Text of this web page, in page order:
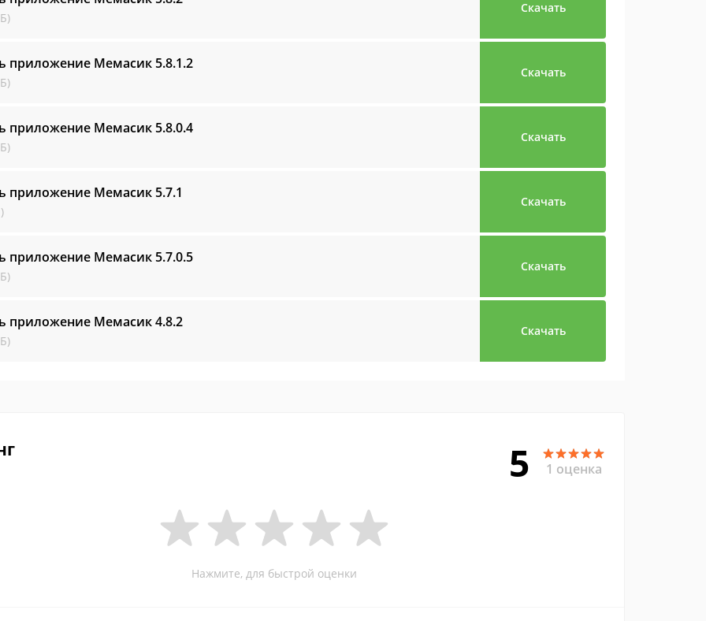
Скачать
приложение Мемасик 5.8.1.2
Скачать
приложение Мемасик 5.8.0.4
Скачать
приложение Мемасик 5.7.1
Скачать
приложение Мемасик 5.7.0.5
Скачать
приложение Мемасик4.8.2
Скачать
5 1 оценка
Нажмите, для быстрой оценки